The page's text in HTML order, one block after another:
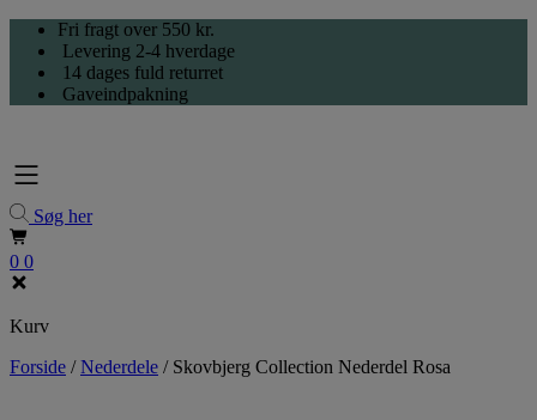
Hop
indholdet
Fri fragt over 550 kr.
Levering 2-4 hverdage
14 dages fuld returret
Gaveindpakning
Søg her
0 0
Kurv
Forside /Nederdele / Skovbjerg Collection Nederdel Rosa